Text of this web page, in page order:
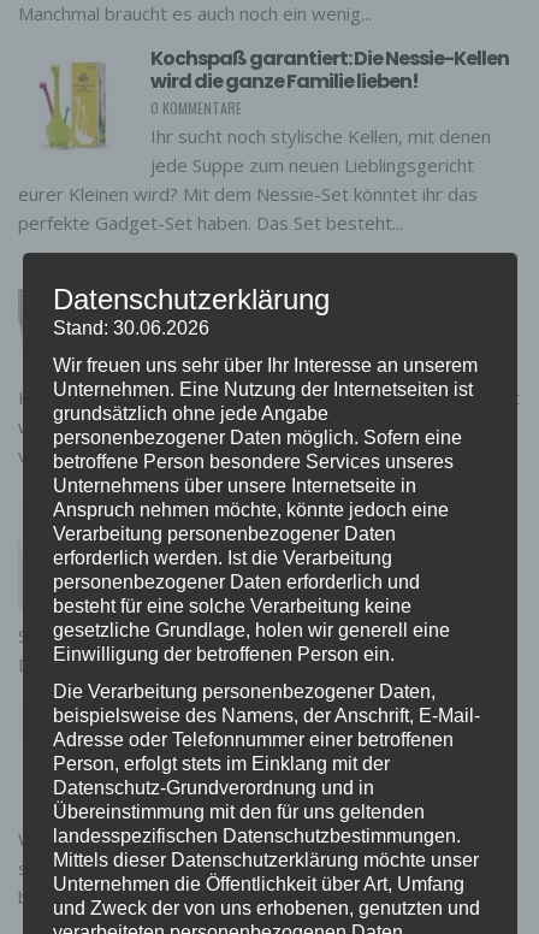
Manchmal braucht es auch noch ein wenig...
Kochspaß garantiert: Die Nessie-Kellen
wird die ganze Familie lieben!
0 KOMMENTARE
Ihr sucht noch stylische Kellen, mit denen
jede Suppe zum neuen Lieblingsgericht
eurer Kleinen wird? Mit dem Nessie-Set könntet ihr das
perfekte Gadget-Set haben. Das Set besteht...
Dieses Kräutertopf-Gadget gießt von
allein!
0 KOMMENTARE
Wer träumt nicht davon, einfach beim
Kochen frisches Basilikum vom Fensterbrett zu zupfen, statt
welkes Supermarkt-Kraut aus der Plastikschale zu
verwenden? Das Problem: Die meisten von uns...
Einfach zauberhaft: Die Einhorn-
Silikonform, die euch den Tag versüßt
0 KOMMENTARE
Silikonformen sind nun nicht wirklich etwas
Neues, aber mitunter dennoch sehr niedlich.
So auch diese Einhorn-Silikonform. Ihr könnt sie für viele
Dinge nutzen. Zum Herstellen von Eiswürfeln,...
Wein retten leicht gemacht: Diese
Silikon-Weinverschlüsse halten euren
Lieblingswein frisch!
0 KOMMENTARE
Hand aufs Herz: Wer trinkt eine Flasche
Wein immer komplett an einem Abend? Eben. Und wer hat
schon Stanniolfolie und einen kaputten Korken als Notlösung
benutzt, nur...
Datenschutzerklärung
Stand: 30.06.2026
Wir freuen uns sehr über Ihr Interesse an unserem
Unternehmen. Eine Nutzung der Internetseiten ist
grundsätzlich ohne jede Angabe
personenbezogener Daten möglich. Sofern eine
betroffene Person besondere Services unseres
Unternehmens über unsere Internetseite in
Anspruch nehmen möchte, könnte jedoch eine
Verarbeitung personenbezogener Daten
erforderlich werden. Ist die Verarbeitung
personenbezogener Daten erforderlich und
besteht für eine solche Verarbeitung keine
gesetzliche Grundlage, holen wir generell eine
Einwilligung der betroffenen Person ein.
Die Verarbeitung personenbezogener Daten,
beispielsweise des Namens, der Anschrift, E-Mail-
Adresse oder Telefonnummer einer betroffenen
Person, erfolgt stets im Einklang mit der
Datenschutz-Grundverordnung und in
Übereinstimmung mit den für uns geltenden
landesspezifischen Datenschutzbestimmungen.
Mittels dieser Datenschutzerklärung möchte unser
Unternehmen die Öffentlichkeit über Art, Umfang
und Zweck der von uns erhobenen, genutzten und